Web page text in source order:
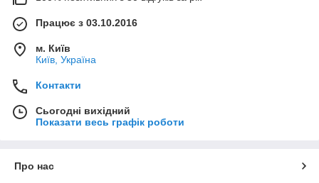
Працює з 03.10.2016
м. Київ
Київ, Україна
Контакти
Сьогодні вихідний
Показати весь графік роботи
Про нас